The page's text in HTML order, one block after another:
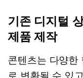
기존 디지털
제품 제작
콘텐츠는 다양한
로 변환될 수 있